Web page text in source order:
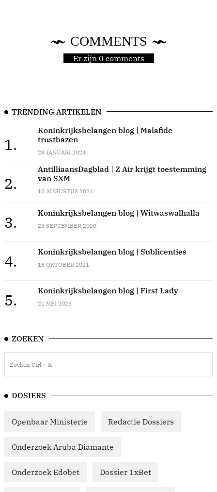
COMMENTS
Er zijn 0 comments
TRENDING ARTIKELEN
1.
Koninkrijksbelangen blog | Malafide
trustbazen
28 JANUARI 2024
2.
AntilliaansDagblad | Z Air krijgt toestemming
van SXM
10 AUGUSTUS 2024
3.
Koninkrijksbelangen blog | Witwaswalhalla
23 SEPTEMBER 2020
4.
Koninkrijksbelangen blog | Sublicenties
13 OKTOBER 2021
5.
Koninkrijksbelangen blog | First Lady
21 MEI 2023
ZOEKEN
DOSIERS
Openbaar Ministerie Redactie Dossiers
Onderzoek Aruba Diamante
Onderzoek Edobet Dossier 1xBet